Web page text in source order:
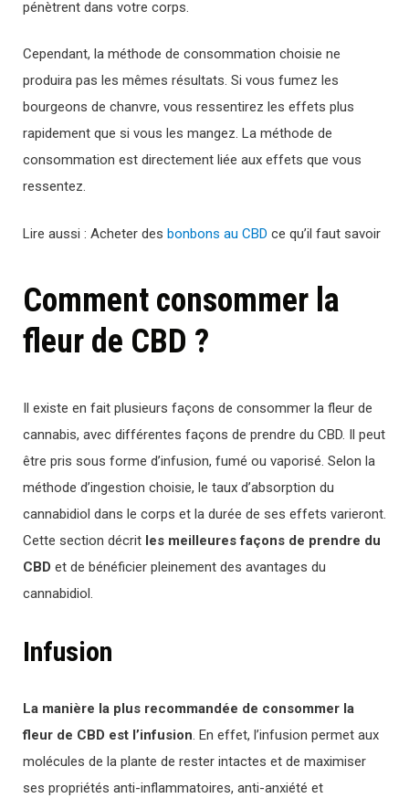
pénètrent dans votre corps.
Cependant, la méthode de consommation choisie ne
produira pas les mêmes résultats. Si vous fumez les
bourgeons de chanvre, vous ressentirez les effets plus
rapidement que si vous les mangez. La méthode de
consommation est directement liée aux effets que vous
ressentez.
Lire aussi : Acheter des bonbons au CBD ce qu’il faut savoir
Comment consommer la
fleur de CBD ?
Il existe en fait plusieurs façons de consommer la fleur de
cannabis, avec différentes façons de prendre du CBD. Il peut
être pris sous forme d’infusion, fumé ou vaporisé. Selon la
méthode d’ingestion choisie, le taux d’absorption du
cannabidiol dans le corps et la durée de ses effets varieront.
Cette section décrit les meilleures façons de prendre du
CBD et de bénéficier pleinement des avantages du
cannabidiol.
Infusion
La manière la plus recommandée de consommer la
fleur de CBD est l’infusion. En effet, l’infusion permet aux
molécules de la plante de rester intactes et de maximiser
ses propriétés anti-inflammatoires, anti-anxiété et